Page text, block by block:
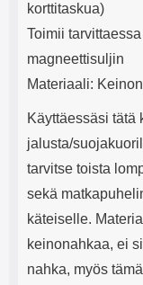
korttitaskua)
Toimii
magneettisuljin
Materiaali:
Käyttäessäsi tätä
jalusta/
tarvitse toista
sekä
käteiselle.
keinonahkaa, ei
nahka, myös